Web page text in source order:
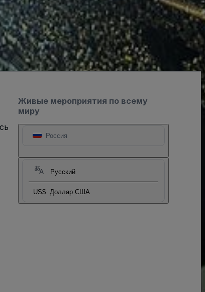
Живые мероприятия по всему
миру
Россия
Русский
US$ Доллар США